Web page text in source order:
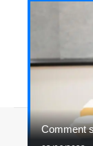
Comment